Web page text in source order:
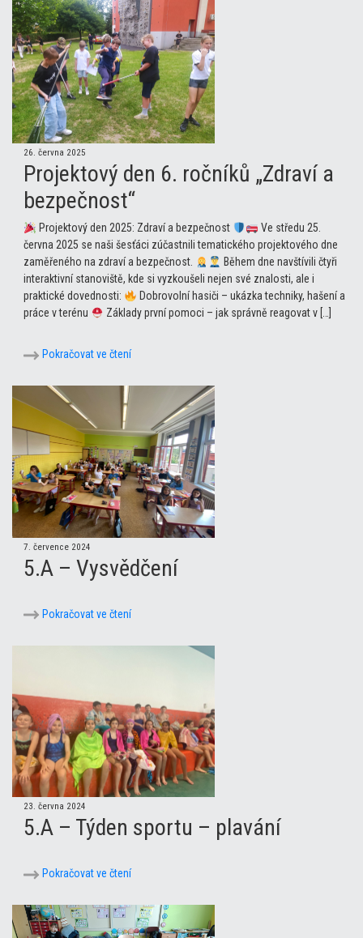
26. června 2025
Projektový den 6. ročníků „Zdraví a
bezpečnost“
Projektový den 2025: Zdraví a bezpečnost
Ve středu 25.
června 2025 se naši šesťáci zúčastnili tematického projektového dne
zaměřeného na zdraví a bezpečnost.
Během dne navštívili čtyři
interaktivní stanoviště, kde si vyzkoušeli nejen své znalosti, ale i
praktické dovednosti:
Dobrovolní hasiči – ukázka techniky, hašení a
práce v terénu
Základy první pomoci – jak správně reagovat v […]
Pokračovat ve čtení
7. července 2024
5.A – Vysvědčení
Pokračovat ve čtení
23. června 2024
5.A – Týden sportu – plavání
Pokračovat ve čtení